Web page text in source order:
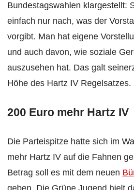
Bundestagswahlen klargestellt:
einfach nur nach, was der
vorgibt. Man hat eigene
und auch davon, wie soziale
auszusehen hat. Das galt
Höhe des Hartz IV Regelsatzes.
200 Euro mehr Hartz IV
Die Parteispitze hatte sich im
mehr Hartz IV auf die Fahnen
Betrag soll es mit dem neuen